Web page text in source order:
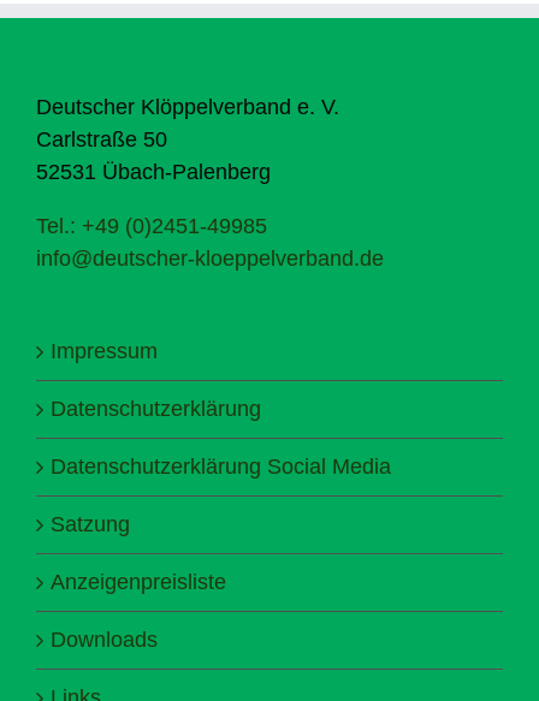
Deutscher Klöppelverband e. V.
Carlstraße 50
52531 Übach-Palenberg
Tel.: +49 (0)2451-49985
info@deutscher-kloeppelverband.de
Impressum
Datenschutzerklärung
Datenschutzerklärung Social Media
Satzung
Anzeigenpreisliste
Downloads